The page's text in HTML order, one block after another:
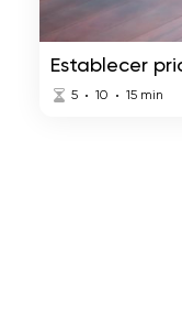
Establecer
5 10 15 min